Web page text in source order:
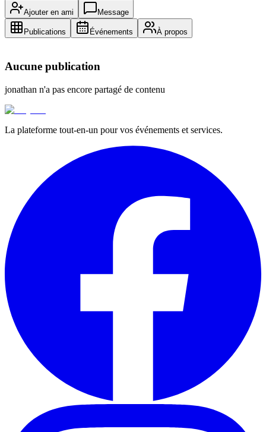
Ajouter en ami Message
Publications Événements À propos
Aucune publication
jonathan n'a pas encore partagé de contenu
La plateforme tout-en-un pour vos événements et services.